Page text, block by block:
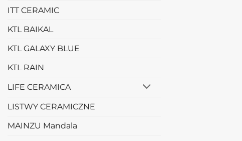
ITT CERAMIC
KTL BAIKAL
KTL GALAXY BLUE
KTL RAIN
LIFE CERAMICA
LISTWY CERAMICZNE
MAINZU Mandala